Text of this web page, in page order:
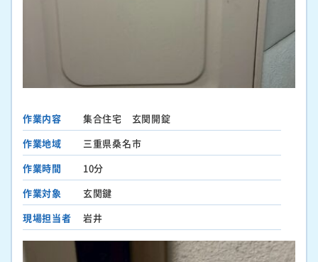
作業内容
集合住宅 玄関開錠
作業地域
三重県桑名市
作業時間
10分
作業対象
玄関鍵
現場担当者
岩井